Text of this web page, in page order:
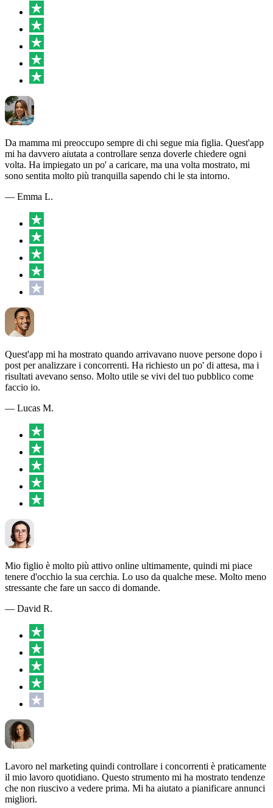
Da mamma mi preoccupo sempre di chi segue mia figlia. Quest'app
mi ha davvero aiutata a controllare senza doverle chiedere ogni
volta. Ha impiegato un po' a caricare, ma una volta mostrato, mi
sono sentita molto più tranquilla sapendo chi le sta intorno.
— Emma L.
Quest'app mi ha mostrato quando arrivavano nuove persone dopo i
post per analizzare i concorrenti. Ha richiesto un po' di attesa, ma i
risultati avevano senso. Molto utile se vivi del tuo pubblico come
faccio io.
— Lucas M.
Mio figlio è molto più attivo online ultimamente, quindi mi piace
tenere d'occhio la sua cerchia. Lo uso da qualche mese. Molto meno
stressante che fare un sacco di domande.
— David R.
Lavoro nel marketing quindi controllare i concorrenti è praticamente
il mio lavoro quotidiano. Questo strumento mi ha mostrato tendenze
che non riuscivo a vedere prima. Mi ha aiutato a pianificare annunci
migliori.